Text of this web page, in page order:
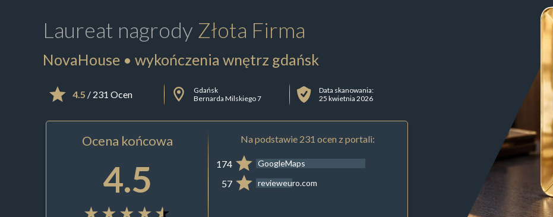
Laureat nagrody Złota Firma
NovaHouse • wykończenia wnętrz gdańsk
4.5 / 231 Ocen
Gdańsk
Bernarda Milskiego 7
Data skanowania:
25 kwietnia 2026
Ocena końcowa
4.5
Na podstawie 231 ocen z portali:
174 GoogleMaps
57 revieweuro.com